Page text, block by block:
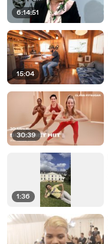
6:14:51
15:04
30:39
1:36